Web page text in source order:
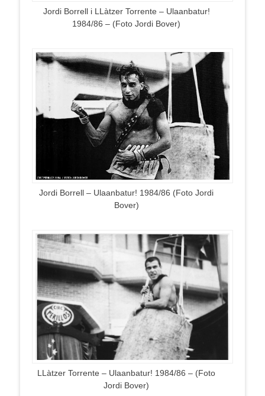
Jordi Borrell i LLàtzer Torrente – Ulaanbatur!
1984/86 – (Foto Jordi Bover)
Jordi Borrell – Ulaanbatur! 1984/86 (Foto Jordi
Bover)
LLàtzer Torrente – Ulaanbatur! 1984/86 – (Foto
Jordi Bover)